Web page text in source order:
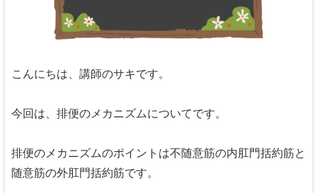
こんにちは、講師のサキです。
今回は、排便のメカニズムについてです。
排便のメカニズムのポイントは不随意筋の内肛門括約筋と
随意筋の外肛門括約筋です。